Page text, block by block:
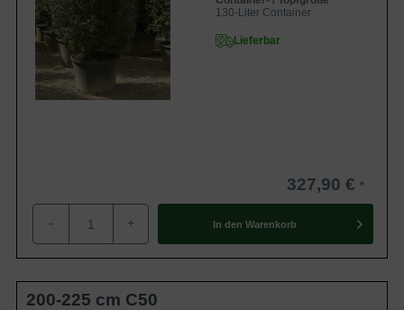
Zur Gesamtauswahl Heckenpflanzen
130-Liter Container
Lieferbar
327,90 €
- + In den Warenkorb
200-225 cm C50